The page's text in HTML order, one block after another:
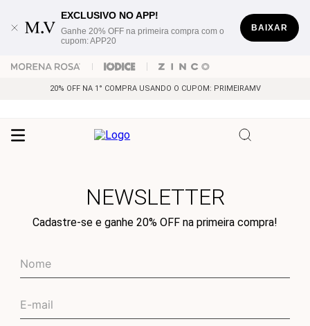
EXCLUSIVO NO APP!
Ganhe 20% OFF na primeira compra com o
cupom: APP20
BAIXAR
20% OFF NA 1° COMPRA USANDO O CUPOM: PRIMEIRAMV
NEWSLETTER
Cadastre-se e ganhe 20% OFF na primeira compra!